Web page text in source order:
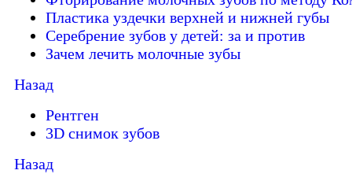
Пластика уздечки верхней и нижней губы
Серебрение зубов у детей: за и против
Зачем лечить молочные зубы
Назад
Рентген
3D снимок зубов
Назад